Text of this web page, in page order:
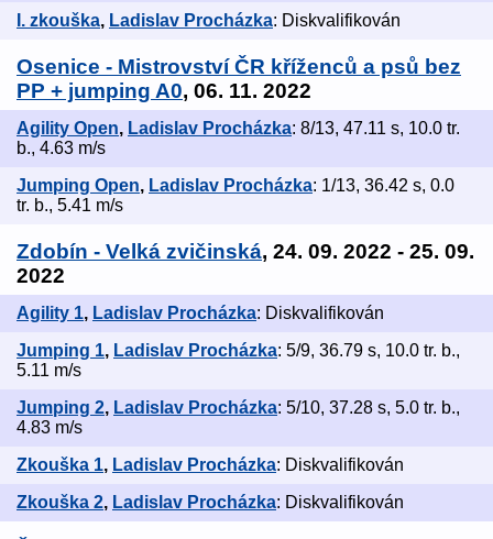
I. zkouška, Ladislav Procházka: Diskvalifikován
Osenice - Mistrovství ČR kříženců a psů bez
PP + jumping A0, 06. 11. 2022
Agility Open, Ladislav Procházka: 8/13, 47.11 s, 10.0 tr.
b., 4.63 m/s
Jumping Open, Ladislav Procházka: 1/13, 36.42 s, 0.0
tr. b., 5.41 m/s
Zdobín - Velká zvičinská, 24. 09. 2022 - 25. 09.
2022
Agility 1, Ladislav Procházka: Diskvalifikován
Jumping 1, Ladislav Procházka: 5/9, 36.79 s, 10.0 tr. b.,
5.11 m/s
Jumping 2, Ladislav Procházka: 5/10, 37.28 s, 5.0 tr. b.,
4.83 m/s
Zkouška 1, Ladislav Procházka: Diskvalifikován
Zkouška 2, Ladislav Procházka: Diskvalifikován